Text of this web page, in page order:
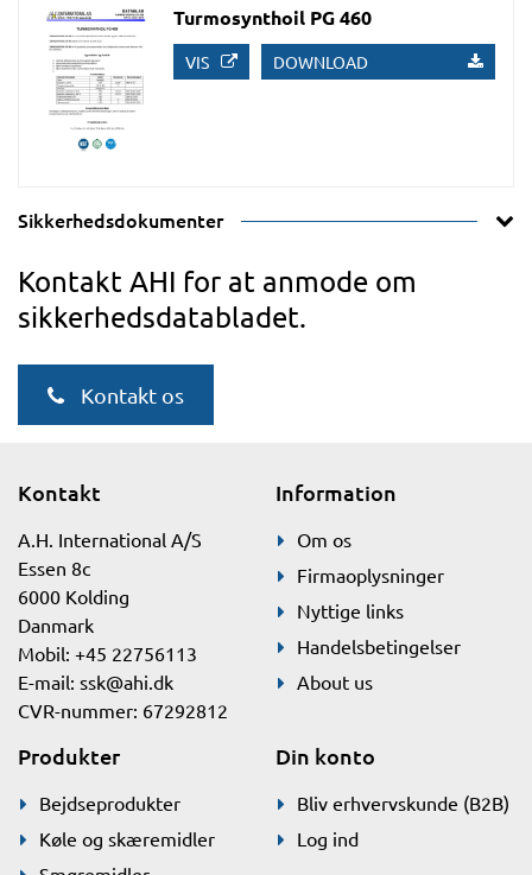
Turmosynthoil PG 460
VIS DOWNLOAD
Sikkerhedsdokumenter
Kontakt AHI for at anmode om
sikkerhedsdatabladet.
Kontakt os
Kontakt
A.H. International A/S
Essen 8c
6000 Kolding
Danmark
Mobil: +45 22756113
E-mail: ssk@ahi.dk
CVR-nummer: 67292812
Information
Om os
Firmaoplysninger
Nyttige links
Handelsbetingelser
About us
Produkter
Bejdseprodukter
Køle og skæremidler
Din konto
Bliv erhvervskunde (B2B)
Log ind